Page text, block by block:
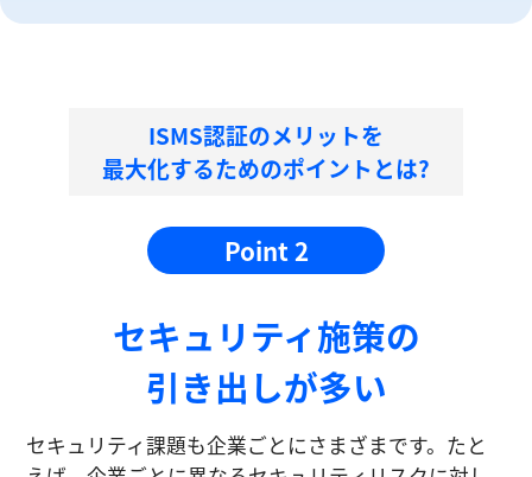
ISMS認証のメリットを
最大化するためのポイントとは?
Point 2
セキュリティ施策の
引き出しが多い
セキュリティ課題も企業ごとにさまざまです。たと